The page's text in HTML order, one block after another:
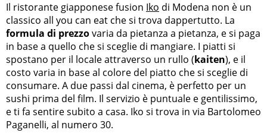
Il ristorante giapponese fusion Iko di Modena non è un
classico all you can eat che si trova dappertutto. La
formula di prezzovaria da pietanza a pietanza, e si paga
in base a quello che si sceglie di mangiare. I piatti si
spostano per il locale attraverso un rullo (kaiten), e il
costo varia in base al colore del piatto che si sceglie di
consumare. A due passi dal cinema, è perfetto per un
sushi prima del film. Il servizio è puntuale e gentilissimo,
e ti fa sentire subito a casa. Iko si trova in via Bartolomeo
Paganelli, al numero 30.